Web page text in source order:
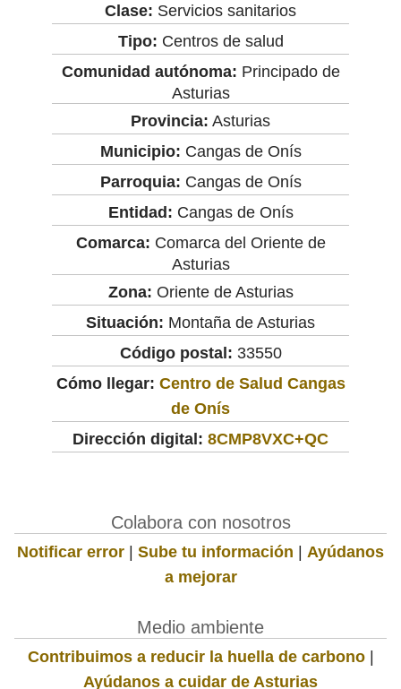
Clase: Servicios sanitarios
Tipo: Centros de salud
Comunidad autónoma: Principado de
Asturias
Provincia: Asturias
Municipio: Cangas de Onís
Parroquia: Cangas de Onís
Entidad: Cangas de Onís
Comarca: Comarca del Oriente de
Asturias
Zona: Oriente de Asturias
Situación: Montaña de Asturias
Código postal: 33550
Cómo llegar: Centro de Salud Cangas
de Onís
Dirección digital: 8CMP8VXC+QC
Colabora con nosotros
Notificar error | Sube tu información | Ayúdanos
a mejorar
Medio ambiente
Contribuimos a reducir la huella de carbono|
Ayúdanos a cuidar de Asturias